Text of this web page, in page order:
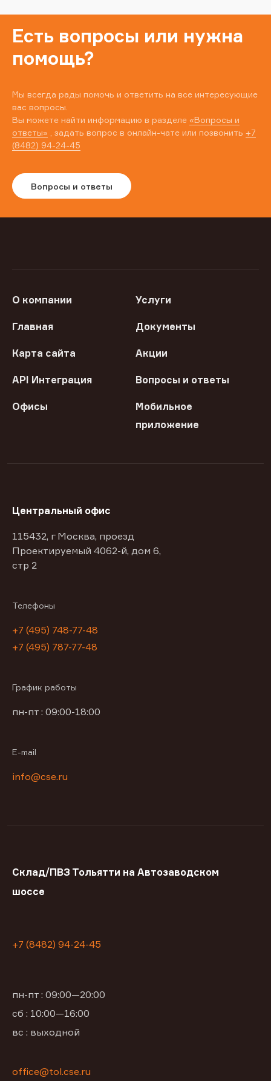
Есть вопросы или нужна
помощь?
Мы всегда рады помочь и ответить на все интересующие
вас вопросы.
Вы можете найти информацию в разделе «Вопросы и
ответы» , задать вопрос в онлайн-чате или позвонить +7
(8482) 94-24-45
Вопросы и ответы
О компании Услуги
Главная Документы
Карта сайта Акции
API Интеграция Вопросы и ответы
Офисы
Мобильное
приложение
Центральный офис
115432, г Москва, проезд
Проектируемый 4062-й, дом 6,
стр 2
Телефоны
+7 (495) 748-77-48
+7 (495) 787-77-48
График работы
пн-пт : 09:00-18:00
E-mail
info@cse.ru
Склад/ПВЗ Тольятти на Автозаводском
шоссе
+7 (8482) 94-24-45
пн-пт : 09:00—20:00
сб : 10:00—16:00
вс : выходной
office@tol.cse.ru